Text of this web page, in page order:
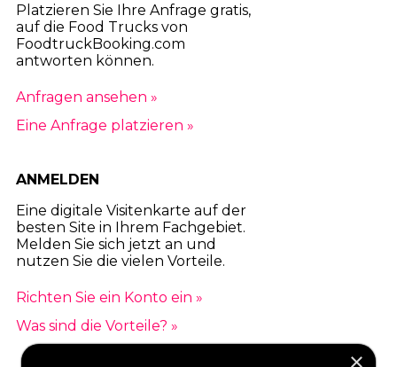
Platzieren Sie Ihre Anfrage gratis,
auf die Food Trucks von
FoodtruckBooking.com
antworten können.
Anfragen ansehen »
Eine Anfrage platzieren »
ANMELDEN
Eine digitale Visitenkarte auf der
besten Site in Ihrem Fachgebiet.
Melden Sie sich jetzt an und
nutzen Sie die vielen Vorteile.
Richten Sie ein Konto ein »
Was sind die Vorteile? »